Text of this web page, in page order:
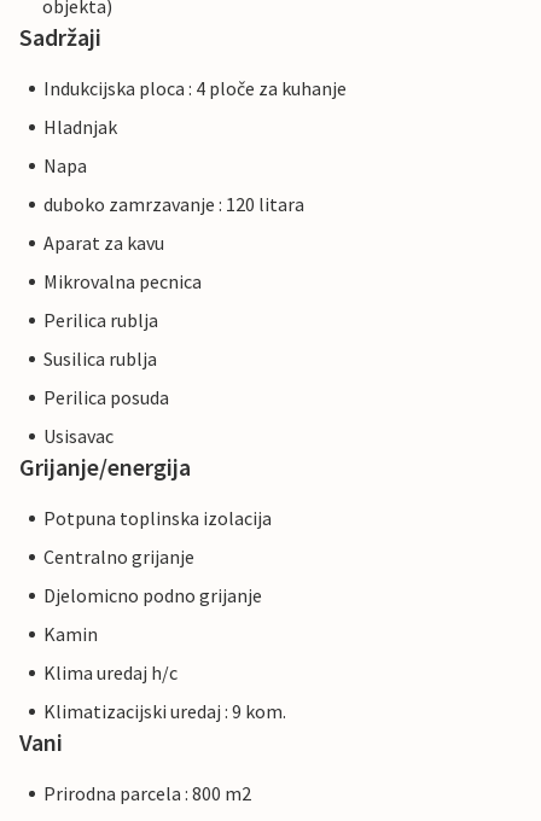
objekta)
Sadržaji
Indukcijska ploca : 4 ploče za kuhanje
Hladnjak
Napa
duboko zamrzavanje : 120 litara
Aparat za kavu
Mikrovalna pecnica
Perilica rublja
Susilica rublja
Perilica posuda
Usisavac
Grijanje/energija
Potpuna toplinska izolacija
Centralno grijanje
Djelomicno podno grijanje
Kamin
Klima uredaj h/c
Klimatizacijski uredaj : 9 kom.
Vani
Prirodna parcela : 800 m2